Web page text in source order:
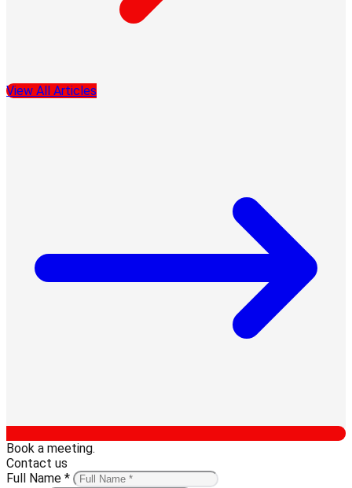
View All Articles
Book a meeting.
Contact us
Full Name *